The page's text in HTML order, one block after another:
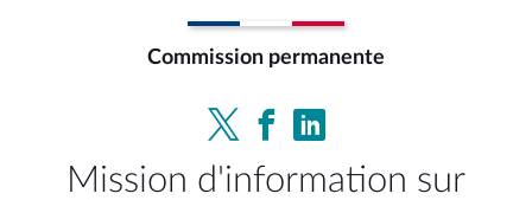
Commission permanente
Mission d'information sur